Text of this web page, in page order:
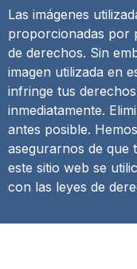
Las imágenes
proporcionadas por
de derechos. Sin
imagen utilizada en
infringe tus
inmediatamente.
antes posible.
asegurarnos de que
este sitio web se
con las leyes de